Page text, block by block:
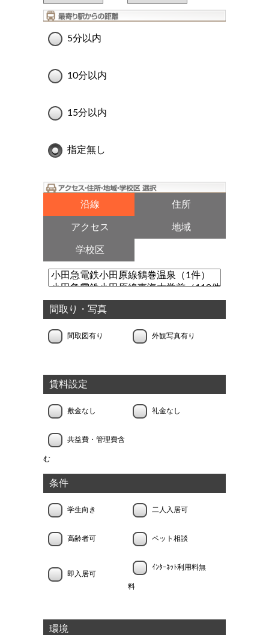
5分以内
10分以内
15分以内
指定無し
沿線 住所
アクセス 地域
学校区
間取り・写真
間取図有り 外観写真有り
賃料設定
敷金なし 礼金なし
共益費・管理費含
む
条件
学生向き 二人入居可
高齢者可 ペット相談
即入居可
ｲﾝﾀｰﾈｯﾄ利用料無
料
環境